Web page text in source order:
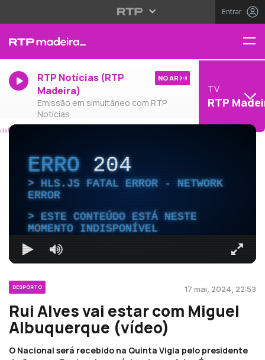
Entrar
RTP Notícias (RTP
Madeira)
Emissão em simultâneo com RTP
Notícias
NO AR
TV
RTP
ERRO204
HLS.JS FATAL ERROR - NETWORK
ERROR
ESTE CONTEÚDO ESTÁ NESTE
MOMENTO INDISPONÍVEL
DESPORTO 17 mai, 2024, 22:53
Rui Alves vai estar com Miguel
Albuquerque (vídeo)
O Nacional será recebido na Quinta Vigia pelo presidente